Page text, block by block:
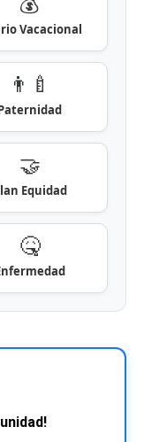
Vacacional
👨‍🍼
🤝
Equidad
🤒